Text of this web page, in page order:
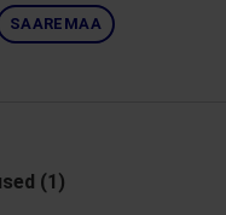
SAAREMAA
(1)